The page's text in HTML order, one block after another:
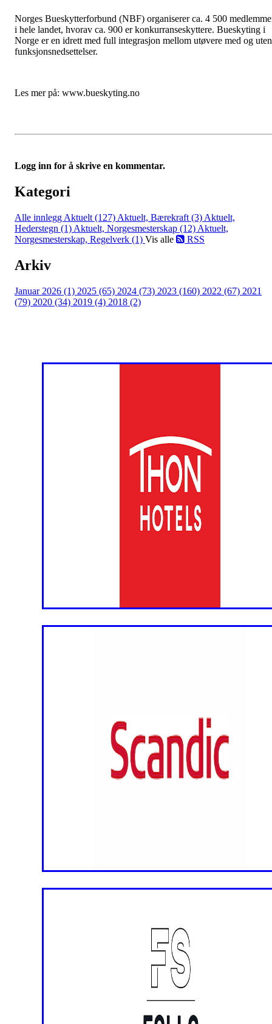
Norges Bueskytterforbund (NBF) organiserer ca. 4 500
i hele landet, hvorav ca. 900 er konkurranseskyttere. Bueskyting i
Norge er en idrett med full integrasjon mellom utøvere med og uten
funksjonsnedsettelser.
Les mer på: www.bueskyting.no
Logg inn for å skrive en kommentar.
Kategori
Alle innlegg Aktuelt (127) Aktuelt, Bærekraft (3) Aktuelt,
Hederstegn (1) Aktuelt, Norgesmesterskap (12) Aktuelt,
Norgesmesterskap, Regelverk (1) Vis alle RSS
Arkiv
Januar 2026 (1) 2025 (65) 2024 (73) 2023 (160) 2022 (67) 2021
(79) 2020 (34) 2019 (4) 2018 (2)